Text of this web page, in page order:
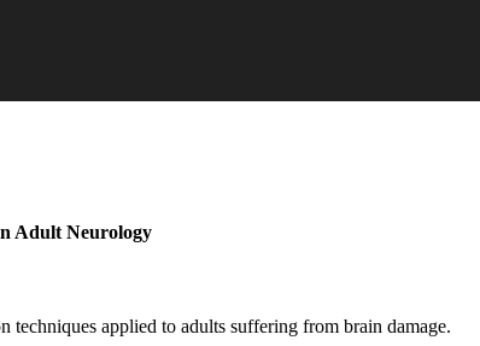
Adult Neurology
techniques applied to adults suffering from brain damage.